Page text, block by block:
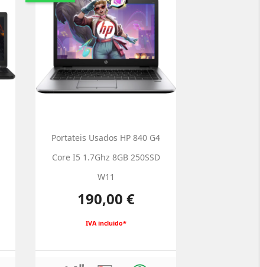
Portateis Usados HP 840 G4
Core I5 1.7Ghz 8GB 250SSD
W11
Preço
190,00 €
IVA incluido*